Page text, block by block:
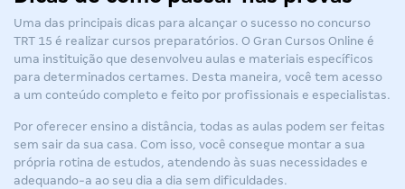
Uma das principais dicas para alcançar o sucesso no concurso
TRT 15 é realizar cursos preparatórios. O Gran Cursos Online é
uma instituição que desenvolveu aulas e materiais específicos
para determinados certames. Desta maneira, você tem acesso
a um conteúdo completo e feito por profissionais e especialistas.
Por oferecer ensino a distância, todas as aulas podem ser feitas
sem sair da sua casa. Com isso, você consegue montar a sua
própria rotina de estudos, atendendo às suas necessidades e
adequando-a ao seu dia a dia sem dificuldades.